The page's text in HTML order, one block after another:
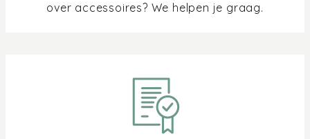
over accessoires? We helpen je graag.